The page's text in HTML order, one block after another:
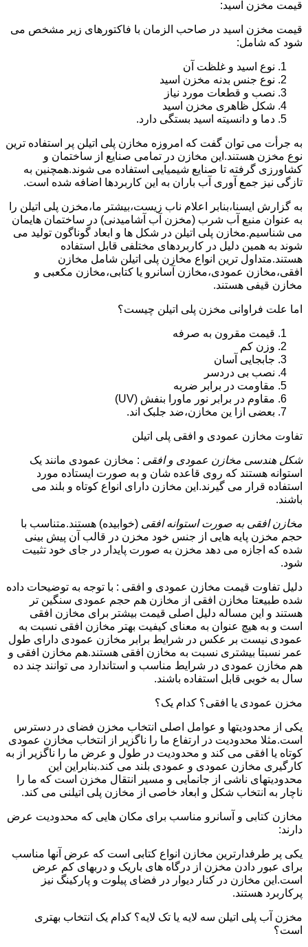
قیمت مخزن اسید:
قیمت مخزن اسید در صاحب الزمان با فاکتورهای زیر مشخص می
شود که شامل:
نوع اسید و غلظت آن
نوع جنس بدنه مخزن اسید
نصب و قطعات مورد نیاز
شکل ظاهری مخزن اسید
دما و دانسیته اسید بستگی دارد.
به جرأت می توان گفت که امروزه مخازن پلی اتیلن پر استفاده ترین
نوع مخزن هستند.این مخازن در تمامی صنایع از ساختمان و
کشاورزی گرفته تا صنایع شیمیایی استفاده می شوند.همچنین به
تازگی نیز جمع آوری آب باران به این کاربردها اضافه شده است.
به گزارش ایسنا،بنابر اعلام ناب زیست،بیشتر ما،مخزن پلی اتیلن را
به عنوان منبع آب شرب (مخزن آب آشامیدنی) در ساختمان هایمان
می شناسیم.مخازن پلی اتیلن در شکل ها و ابعاد گوناگون تولید می
شوند به همین دلیل در کاربردهای مختلفی قابل استفاده
هستند.متداول ترین انواع مخازن پلی اتیلن شامل مخازن
افقی،مخازن عمودی،مخازن آسانرو یا کتابی،مخازن مکعبی و
مخازن قیفی هستند.
اما علت فراوانی مخزن پلی اتیلن چیست؟
قیمت مقرون به صرفه
وزن کم
جابجایی آسان
نصب بی دردسر
مقاومت در برابر ضربه
مقاوم در برابر نور ماورا بنفش (UV)
بعضی ازا ین مخازن،ضد جلبک اند.
تفاوت مخازن عمودی و افقی پلی اتیلن
شکل هندسی مخازن عمودی و افقی : مخازن عمودی مانند یک
استوانه هستند که روی قاعده شان و به صورت ایستاده مورد
استفاده قرار می گیرند.این مخازن دارای انواع کوتاه و بلند می
باشند.
مخازن افقی به صورت استوانه افقی (خوابیده) هستند.متناسب با
حجم مخزن پایه هایی از جنس خود مخزن در قالب آن پیش بینی
شده که اجازه می دهد مخزن به صورت پایدار در جای خود تثبیت
شود.
دلیل تفاوت قیمت مخازن عمودی و افقی : با توجه به توضیحات داده
شده طبیعتا مخازن افقی از مخازن هم حجم عمودی سنگین تر
هستند و این مساله دلیل اصلی قیمت بیشتر برای مخازن افقی
است و به هیچ عنوان به معنای کیفیت بهتر مخازن افقی نسبت به
عمودی نیست بر عکس در شرایط برابر مخازن عمودی دارای طول
عمر نسبتا بیشتری نسبت به مخازن افقی هستند.هم مخازن افقی و
هم مخازن عمودی در شرایط مناسب و استاندارد می توانند چند ده
سال به خوبی قابل استفاده باشند.
مخزن عمودی یا افقی؟ کدام یک؟
یکی از محدودیتها و عوامل اصلی انتخاب مخزن فضای در دسترس
است.مثلا محدودیت در ارتفاع ما را ناگزیر از انتخاب مخازن عمودی
کوتاه یا افقی می کند و محدودیت در طول و عرض ما را ناگزیر از به
کارگیری مخازن عمودی و عمودی بلند می کند.بنابراین این
محدودیتهای ناشی از جانمایی و مسیر انتقال مخزن است که ما را
ناچار به انتخاب شکل و ابعاد خاصی از مخازن پلی اتیلنی می کند.
مخازن کتابی و آسانرو مناسب برای مکان هایی که محدودیت عرض
دارند:
یکی پر طرفدارترین مخازن انواع کتابی است که عرض آنها مناسب
برای عبور دادن مخزن از درگاه های باریک و دربهای کم عرض
است.این مخازن در کنار دیوار در فضای پیلوت و پارکینگ نیز
پرکاربرد هستند.
مخزن آب پلی اتیلن سه لایه یا تک لایه؟ کدام یک انتخاب بهتری
است؟